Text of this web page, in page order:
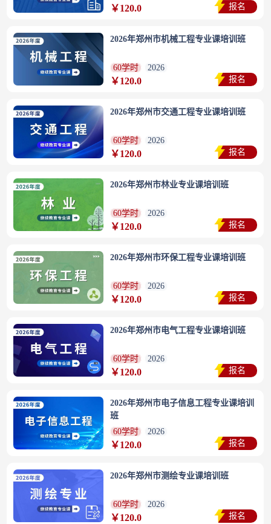
￥120.0 报名
2026年郑州市机械工程专业课培训班
60学时 2026
￥120.0 报名
2026年郑州市交通工程专业课培训班
60学时 2026
￥120.0 报名
2026年郑州市林业专业课培训班
60学时 2026
￥120.0 报名
2026年郑州市环保工程专业课培训班
60学时 2026
￥120.0 报名
2026年郑州市电气工程专业课培训班
60学时 2026
￥120.0 报名
2026年郑州市电子信息工程专业课培训
班
60学时
2026
￥120.0 报名
2026年郑州市测绘专业课培训班
60学时 2026
￥120.0 报名